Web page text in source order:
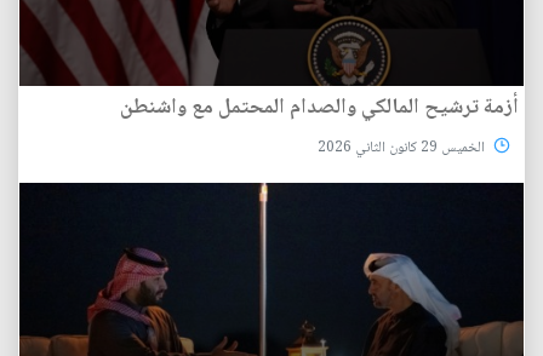
أزمة ترشيح المالكي والصدام المحتمل مع واشنطن
الخميس 29 كانون الثاني 2026